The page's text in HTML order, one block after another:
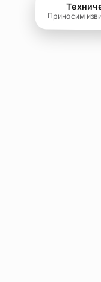
Приносим